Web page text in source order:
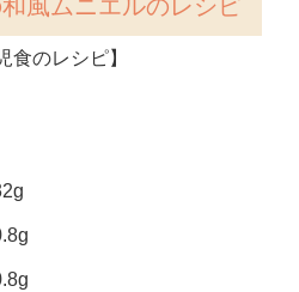
風ムニエルのレシピ
食のレシピ】